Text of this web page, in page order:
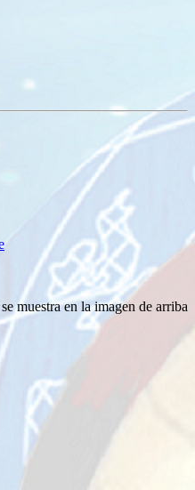
muestra en la imagen de arriba